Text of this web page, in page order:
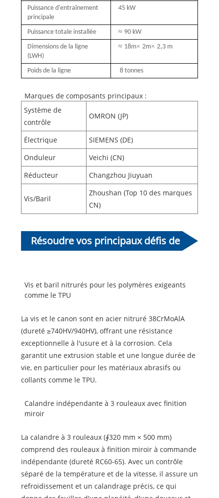
Puissance d'entraînement
principale
45 kW
Puissance totale installée ≈ 90 kW
Dimensions de la ligne
(LWH)
≈ 18m× 2m× 2,3 m
Poids de la ligne 8 tonnes
Marques de composants principaux :
Système de
contrôle
OMRON (JP)
Électrique
SIEMENS (DE)
Onduleur
Veichi (CN)
Réducteur
Changzhou Jiuyuan
Vis/Baril
Zhoushan (Top 10 des marques
CN)
Résoudre vos principaux défis de
Vis et baril nitrurés pour les polymères exigeants
comme le TPU
La vis et le canon sont en acier nitruré 38CrMoAlA
(dureté ≥740HV/940HV), offrant une résistance
exceptionnelle à l'usure et à la corrosion. Cela
garantit une extrusion stable et une longue durée de
vie, en particulier pour les matériaux abrasifs ou
collants comme le TPU.
Calandre indépendante à 3 rouleaux avec finition
miroir
La calandre à 3 rouleaux (∮320 mm × 500 mm)
comprend des rouleaux à finition miroir à commande
indépendante (dureté RC60-65). Avec un contrôle
séparé de la température et de la vitesse, il assure un
refroidissement et un calandrage précis, ce qui